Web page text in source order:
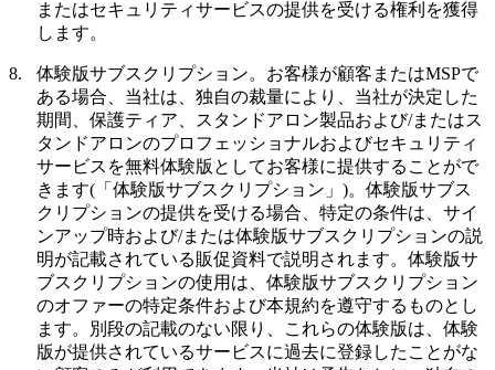
またはセキュリティサービスの提供を受ける権利を獲得
します。
8. 体験版サブスクリプション。 お客様が顧客またはMSPで
ある場合、当社は、独自の裁量により、当社が決定した
期間、保護ティア、スタンドアロン製品および/またはス
タンドアロンのプロフェッショナルおよびセキュリティ
サービスを無料体験版としてお客様に提供することがで
きます(「 体験版サブスクリプション 」)。体験版サブス
クリプションの提供を受ける場合、特定の条件は、サイ
ンアップ時および/または体験版サブスクリプションの説
明が記載されている販促資料で説明されます。体験版サ
ブスクリプションの使用は、体験版サブスクリプション
のオファーの特定条件および本規約を遵守するものとし
ます。別段の記載のない限り、これらの体験版は、体験
版が提供されているサービスに過去に登録したことがな